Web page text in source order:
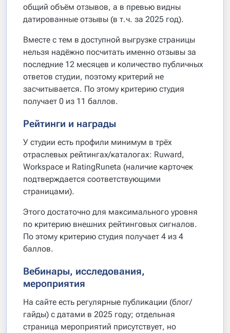
общий объём отзывов, а в превью видны
датированные отзывы (в т.ч. за 2025 год).
Вместе с тем в доступной выгрузке страницы
нельзя надёжно посчитать именно отзывы за
последние 12 месяцев и количество публичных
ответов студии, поэтому критерий не
засчитывается. По этому критерию студия
получает 0 из 11 баллов.
Рейтинги и награды
У студии есть профили минимум в трёх
отраслевых рейтингах/каталогах: Ruward,
Workspace и RatingRuneta (наличие карточек
подтверждается соответствующими
страницами).
Этого достаточно для максимального уровня
по критерию внешних рейтинговых сигналов.
По этому критерию студия получает 4 из 4
баллов.
Вебинары, исследования,
мероприятия
На сайте есть регулярные публикации (блог/
гайды) с датами в 2025 году; отдельная
страница мероприятий присутствует, но